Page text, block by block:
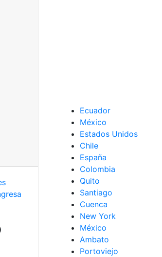
Ecuador
México
Estados Unidos
Chile
España
Colombia
Quito
Santiago
Cuenca
New York
México
Ambato
Portoviejo